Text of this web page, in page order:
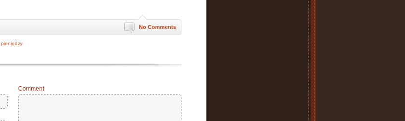
No Comments
pieniędzy
Comment